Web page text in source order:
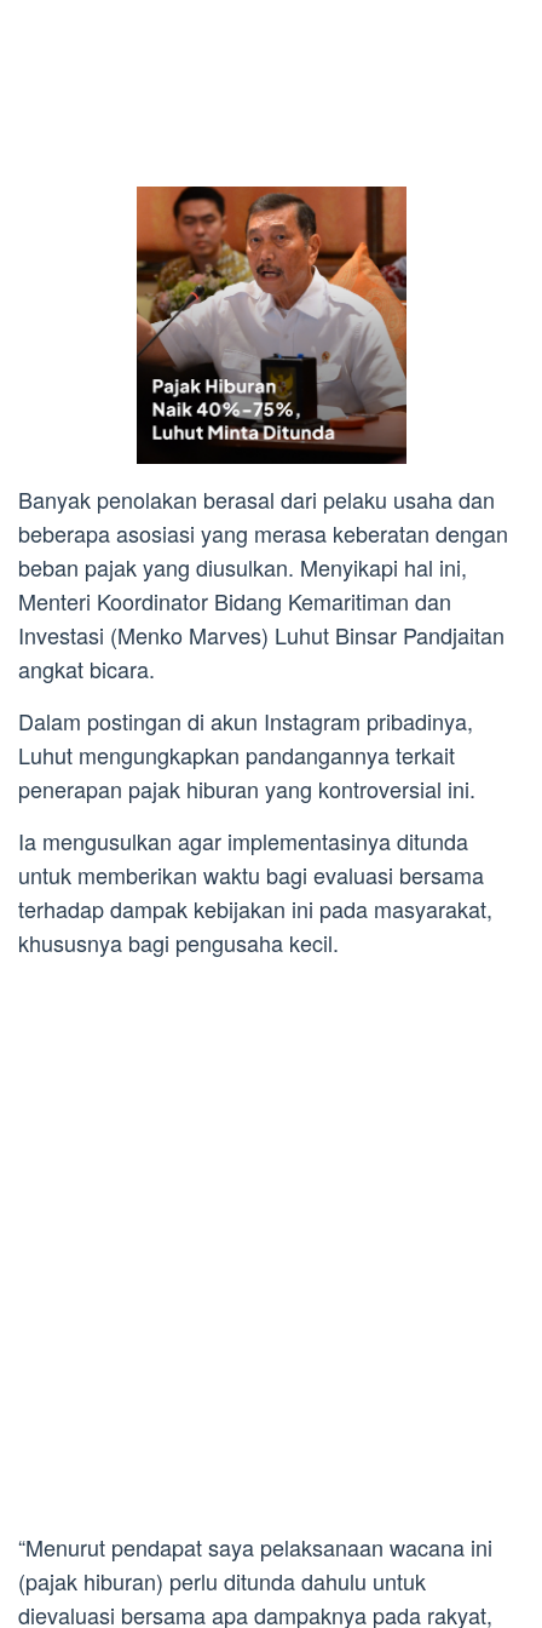
Banyak penolakan berasal dari pelaku usaha dan
beberapa asosiasi yang merasa keberatan dengan
beban pajak yang diusulkan. Menyikapi hal ini,
Menteri Koordinator Bidang Kemaritiman dan
Investasi (Menko Marves) Luhut Binsar Pandjaitan
angkat bicara.
Dalam postingan di akun Instagram pribadinya,
Luhut mengungkapkan pandangannya terkait
penerapan pajak hiburan yang kontroversial ini.
Ia mengusulkan agar implementasinya ditunda
untuk memberikan waktu bagi evaluasi bersama
terhadap dampak kebijakan ini pada masyarakat,
khususnya bagi pengusaha kecil.
“Menurut pendapat saya pelaksanaan wacana ini
(pajak hiburan) perlu ditunda dahulu untuk
dievaluasi bersama apa dampaknya pada rakyat,